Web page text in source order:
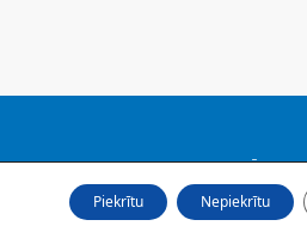
FILIĀLES
SPECIĀLISTI UN
Piekrītu Nepiekrītu